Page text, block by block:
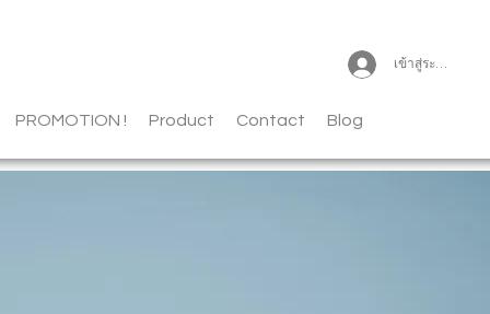
เข้าสู่ระบบ
PROMOTION ! Product Contact Blog